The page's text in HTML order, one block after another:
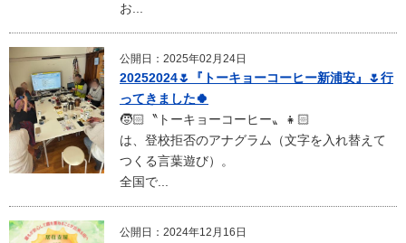
お...
公開日：2025年02月24日
20252024🌷『トーキョーコーヒー新浦安』🌷行
ってきました🍀
🧒🏻〝トーキョーコーヒー〟👧🏻
は、登校拒否のアナグラム（文字を入れ替えて
つくる言葉遊び）。
全国で...
公開日：2024年12月16日